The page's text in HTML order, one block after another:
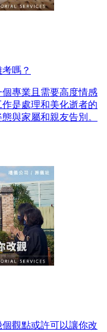
嗎？
專業且需要高度情感
是處理和美化逝者的
與家屬和親友告別。
觀點或許可以讓你改